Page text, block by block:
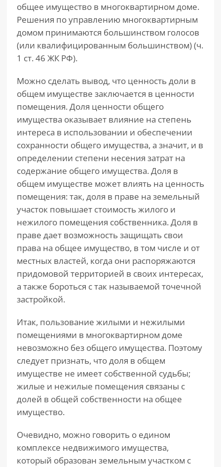
общее имущество в многоквартирном доме.
Решения по управлению многоквартирным
домом принимаются большинством голосов
(или квалифицированным большинством) (ч.
1 ст. 46 ЖК РФ).
Можно сделать вывод, что ценность доли в
общем имуществе заключается в ценности
помещения. Доля ценности общего
имущества оказывает влияние на степень
интереса в использовании и обеспечении
сохранности общего имущества, а значит, и в
определении степени несения затрат на
содержание общего имущества. Доля в
общем имуществе может влиять на ценность
помещения: так, доля в праве на земельный
участок повышает стоимость жилого и
нежилого помещения собственника. Доля в
праве дает возможность защищать свои
права на общее имущество, в том числе и от
местных властей, когда они распоряжаются
придомовой территорией в своих интересах,
а также бороться с так называемой точечной
застройкой.
Итак, пользование жилыми и нежилыми
помещениями в многоквартирном доме
невозможно без общего имущества. Поэтому
следует признать, что доля в общем
имуществе не имеет собственной судьбы;
жилые и нежилые помещения связаны с
долей в общей собственности на общее
имущество.
Очевидно, можно говорить о едином
комплексе недвижимого имущества,
который образован земельным участком с